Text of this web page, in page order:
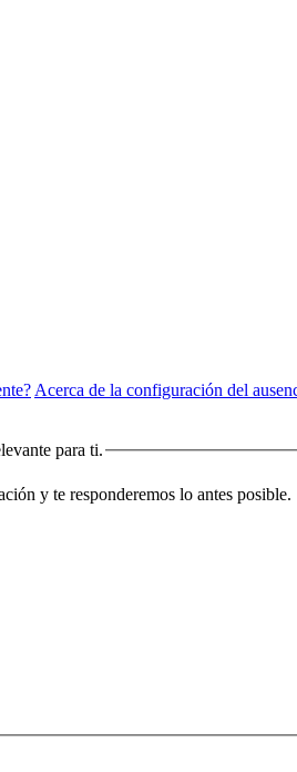
Acerca de la configuración del
para ti.
y te responderemos lo antes posible.